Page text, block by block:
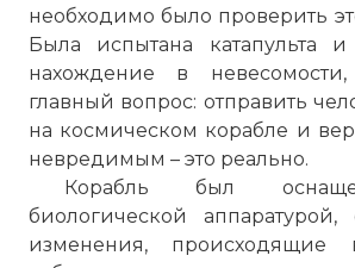
необходимо было проверить
Была испытана катапульта и
нахождение в
главный вопрос: отправить
на космическом корабле и
невредимым – это реально.
Корабль был
биологической
изменения, происходящие